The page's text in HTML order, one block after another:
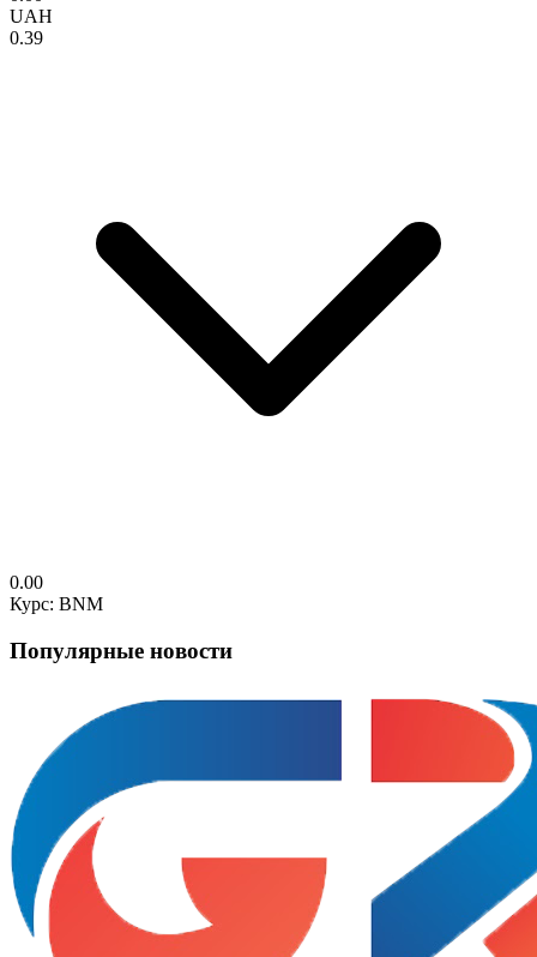
UAH
0.39
0.00
Курс: BNM
Популярные новости